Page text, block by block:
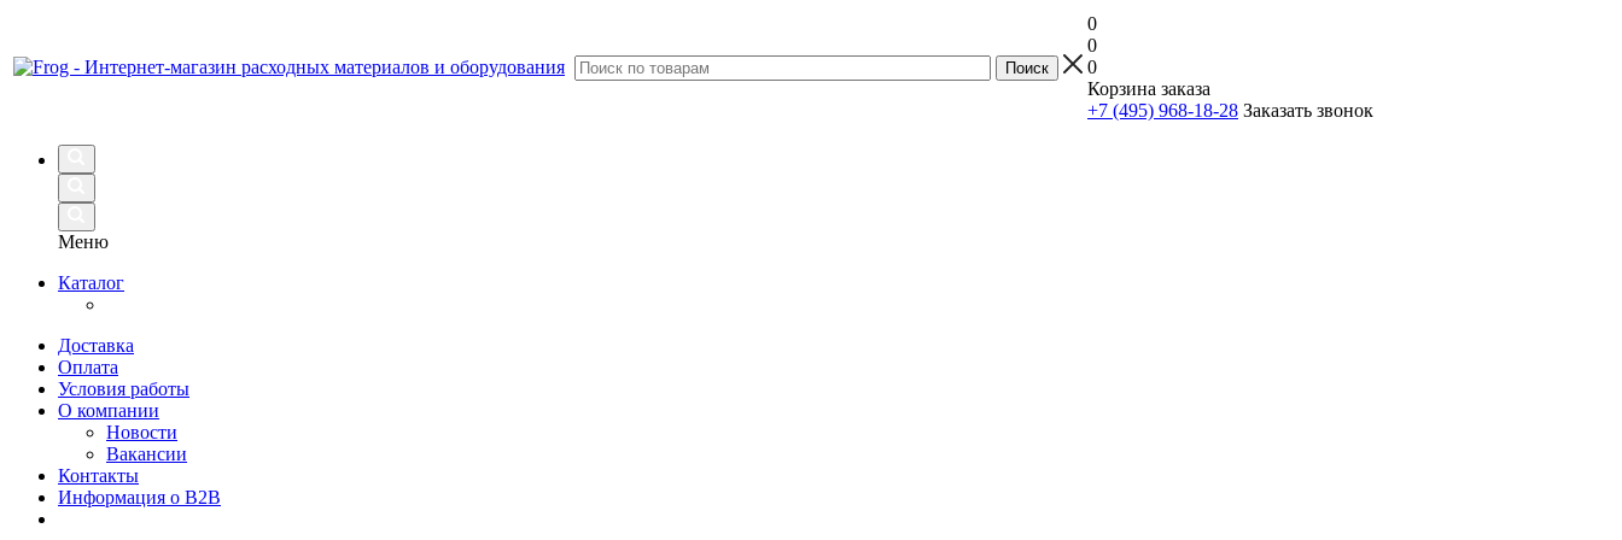
0
0
0
Корзина заказа
+7 (495) 968-18-28 Заказать звонок
Меню
Каталог
Доставка
Оплата
Условия работы
О компании
Новости
Вакансии
Контакты
Информация о B2B